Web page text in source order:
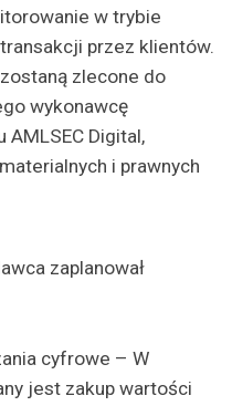
w trybie
przez klientów.
zlecone do
wykonawcę
AMLSEC Digital,
i prawnych
zaplanował
cyfrowe – W
jest zakup wartości